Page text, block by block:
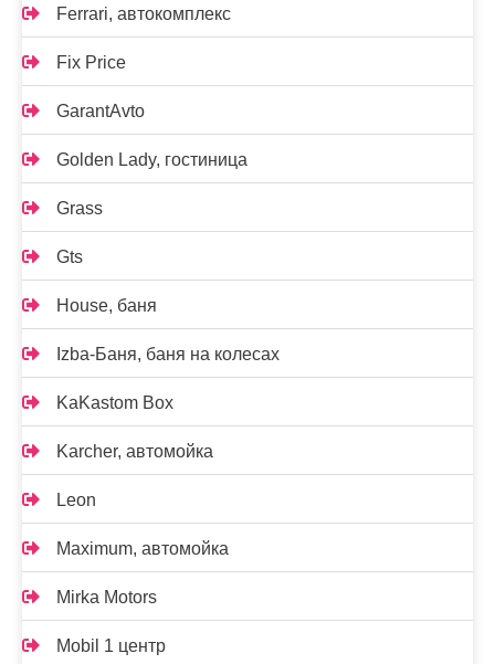
Ferrari, автокомплекс
Fix Price
GarantAvto
Golden Lady, гостиница
Grass
Gts
House, баня
Izba-Баня, баня на колесах
KaKastom Box
Karcher, автомойка
Leon
Maximum, автомойка
Mirka Motors
Mobil 1 центр